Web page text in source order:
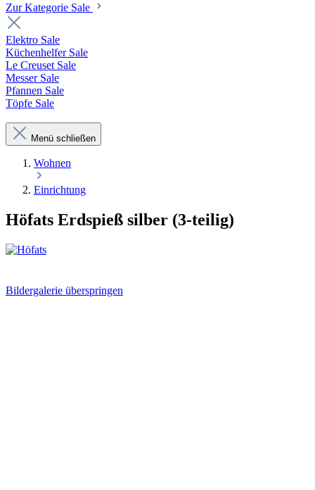
Zur Kategorie Sale
Elektro Sale
Küchenhelfer Sale
Le Creuset Sale
Messer Sale
Pfannen Sale
Töpfe Sale
Menü schließen
Wohnen
Einrichtung
Höfats Erdspieß silber (3-teilig)
Bildergalerie überspringen